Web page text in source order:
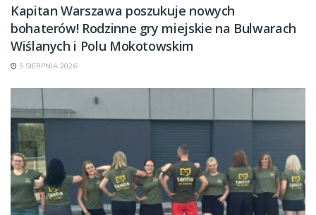
Kapitan Warszawa poszukuje nowych
bohaterów! Rodzinne gry miejskie na Bulwarach
Wiślanych i Polu Mokotowskim
5 SIERPNIA 2026